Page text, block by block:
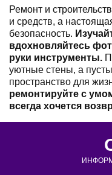
Ремонт и
и средств, а
безопасность.
вдохновляйтесь
руки инструменты.
уютные стены, а
пространство для
ремонтируйте с
всегда хочется